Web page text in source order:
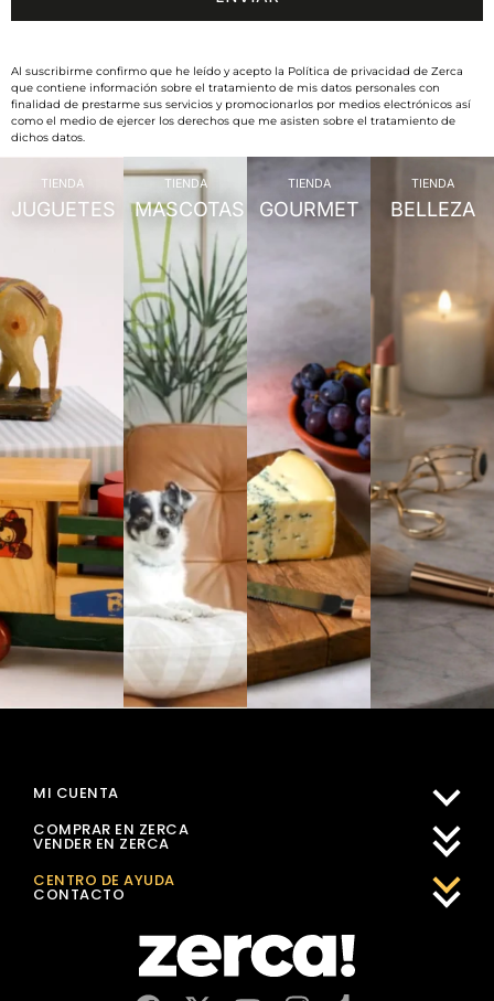
Al suscribirme confirmo que he leído y acepto la Política de privacidad de Zerca
que contiene información sobre el tratamiento de mis datos personales con
finalidad de prestarme sus servicios y promocionarlos por medios electrónicos así
como el medio de ejercer los derechos que me asisten sobre el tratamiento de
dichos datos.
TIENDA
JUGUETES
TIENDA
MASCOTAS
TIENDA
GOURMET
TIENDA
BELLEZA
MI CUENTA
COMPRAR EN ZERCA
VENDER EN ZERCA
CENTRO DE AYUDA
CONTACTO